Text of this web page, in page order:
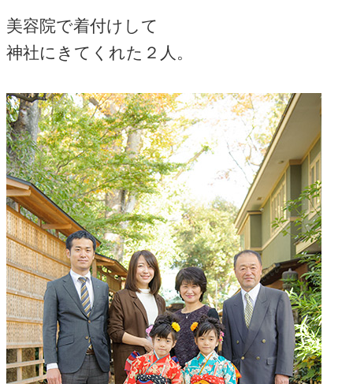
美容院で着付けして
神社にきてくれた２人。